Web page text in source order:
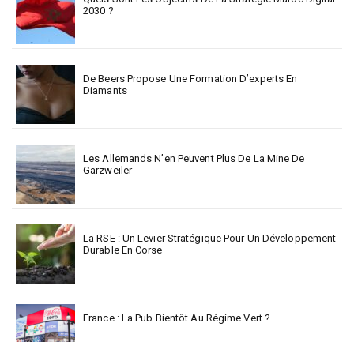
2030 ?
De Beers Propose Une Formation D’experts En
Diamants
Les Allemands N’en Peuvent Plus De La Mine De
Garzweiler
La RSE : Un Levier Stratégique Pour Un Développement
Durable En Corse
France : La Pub Bientôt Au Régime Vert ?